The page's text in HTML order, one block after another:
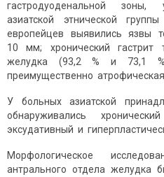
гастродуоденальной
азиатской этнической
европейцев выявились язвы
10 мм; хронический гастрит
желудка (93,2 % и 73,1 %
преимущественно
У больных азиатской
обнаруживались
эксудативный и
Морфологическое
антрального отдела желудка